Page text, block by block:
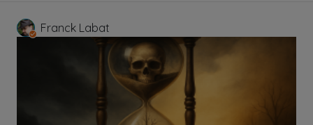
Franck Labat